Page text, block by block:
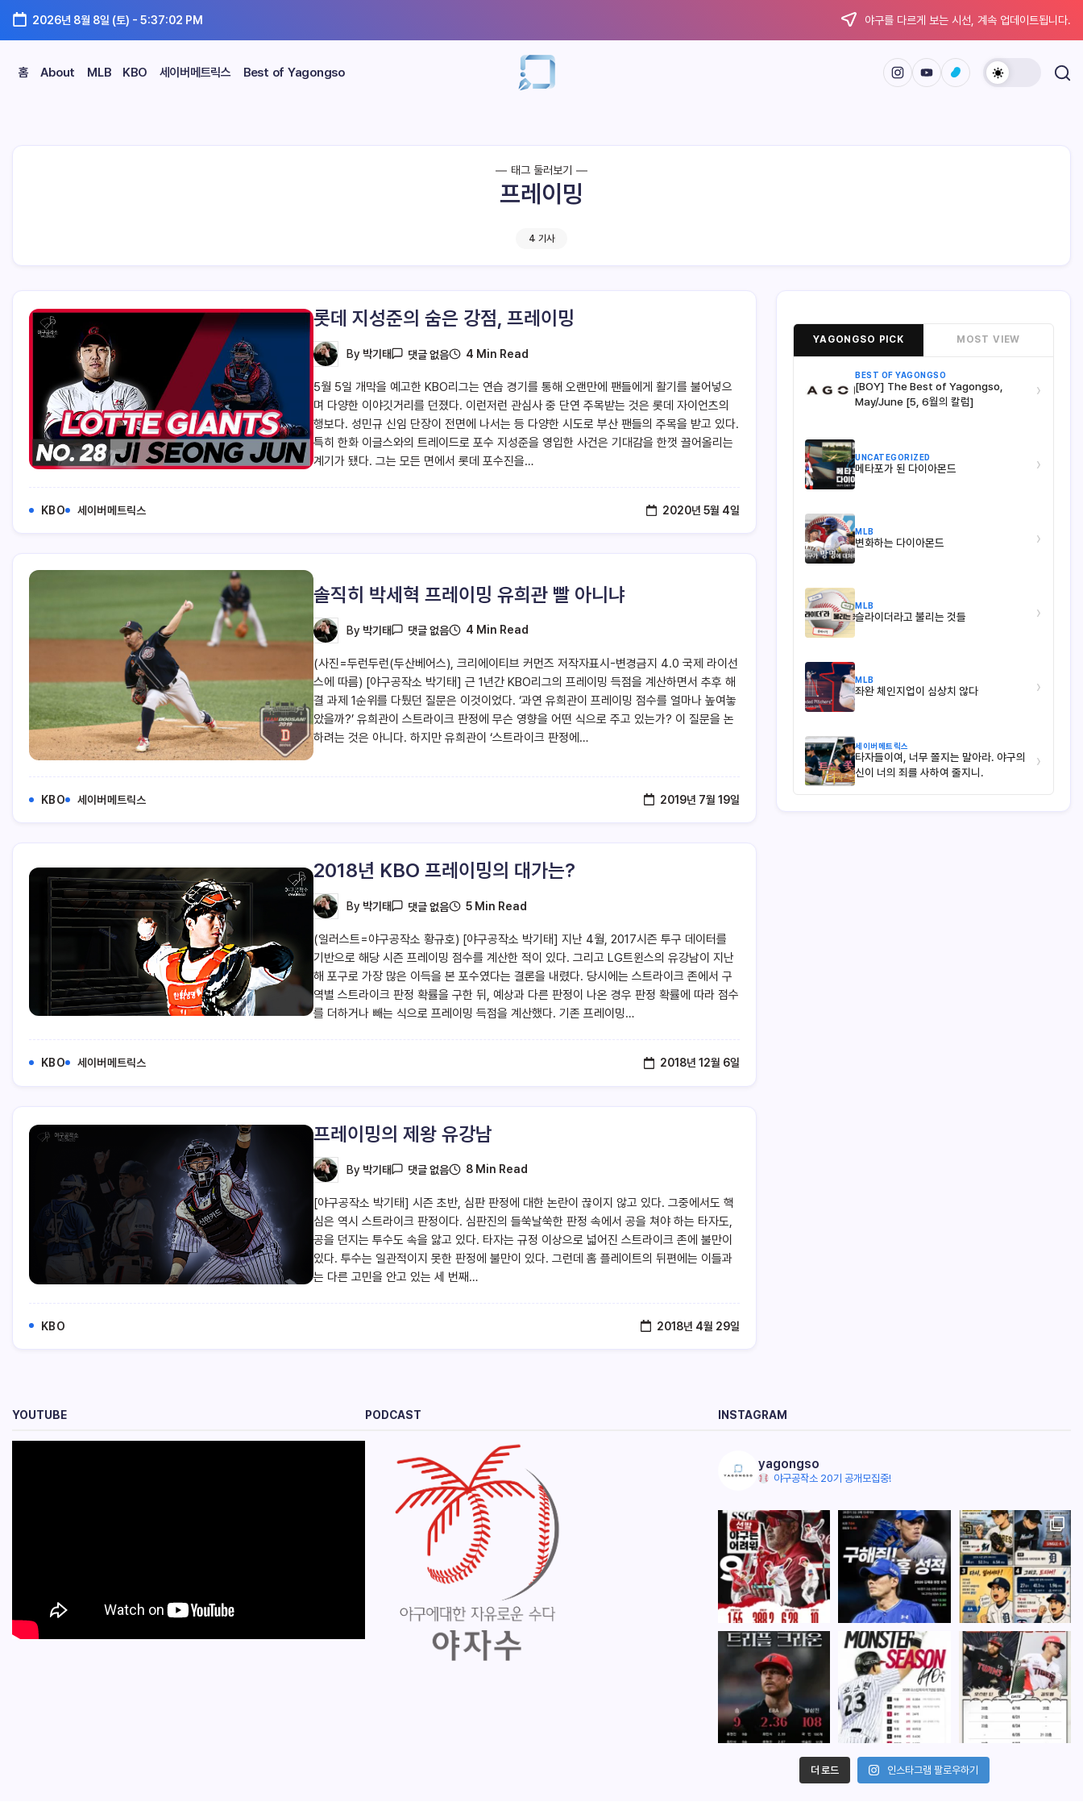
2026년 8월 8일 (토) - 5:37:03 PM 야구를 다르게 보는 시선, 계속 업데이트됩니다.
홈 About MLB KBO 세이버메트릭스 Best of Yagongso
태그 둘러보기
프레이밍
4 기사
롯데 지성준의 숨은 강점, 프레이밍
By 박기태 댓글 없음 4 Min Read
5월 5일 개막을 예고한 KBO리그는 연습 경기를 통해 오랜만에 팬들에게 활기를 불어넣으
며 다양한 이야깃거리를 던졌다. 이런저런 관심사 중 단연 주목받는 것은 롯데 자이언츠의
행보다. 성민규 신임 단장이 전면에 나서는 등 다양한 시도로 부산 팬들의 주목을 받고 있다.
특히 한화 이글스와의 트레이드로 포수 지성준을 영입한 사건은 기대감을 한껏 끌어올리는
계기가 됐다. 그는 모든 면에서 롯데 포수진을…
KBO 세이버메트릭스 2020년 5월 4일
솔직히 박세혁 프레이밍 유희관 빨 아니냐
By 박기태 댓글 없음 4 Min Read
(사진=두런두런(두산베어스), 크리에이티브 커먼즈 저작자표시-변경금지 4.0 국제 라이선
스에 따름) [야구공작소 박기태] 근 1년간 KBO리그의 프레이밍 득점을 계산하면서 추후 해
결 과제 1순위를 다퉜던 질문은 이것이었다. ‘과연 유희관이 프레이밍 점수를 얼마나 높여놓
았을까?’ 유희관이 스트라이크 판정에 무슨 영향을 어떤 식으로 주고 있는가? 이 질문을 논
하려는 것은 아니다. 하지만 유희관이 ‘스트라이크 판정에…
KBO 세이버메트릭스 2019년 7월 19일
2018년 KBO 프레이밍의 대가는?
By 박기태 댓글 없음 5 Min Read
(일러스트=야구공작소 황규호) [야구공작소 박기태] 지난 4월, 2017시즌 투구 데이터를
기반으로 해당 시즌 프레이밍 점수를 계산한 적이 있다. 그리고 LG트윈스의 유강남이 지난
해 포구로 가장 많은 이득을 본 포수였다는 결론을 내렸다. 당시에는 스트라이크 존에서 구
역별 스트라이크 판정 확률을 구한 뒤, 예상과 다른 판정이 나온 경우 판정 확률에 따라 점수
를 더하거나 빼는 식으로 프레이밍 득점을 계산했다. 기존 프레이밍…
KBO 세이버메트릭스 2018년 12월 6일
프레이밍의 제왕 유강남
By 박기태 댓글 없음 8 Min Read
[야구공작소 박기태] 시즌 초반, 심판 판정에 대한 논란이 끊이지 않고 있다. 그중에서도 핵
심은 역시 스트라이크 판정이다. 심판진의 들쑥날쑥한 판정 속에서 공을 쳐야 하는 타자도,
공을 던지는 투수도 속을 앓고 있다. 타자는 규정 이상으로 넓어진 스트라이크 존에 불만이
있다. 투수는 일관적이지 못한 판정에 불만이 있다. 그런데 홈 플레이트의 뒤편에는 이들과
는 다른 고민을 안고 있는 세 번째…
KBO 2018년 4월 29일
YAGONGSO PICK MOST VIEW
BEST OF YAGONGSO
[BOY] The Best of Yagongso,
May/June [5, 6월의 칼럼]
›
UNCATEGORIZED
메타포가 된 다이아몬드 ›
MLB
변화하는 다이아몬드 ›
MLB
슬라이더라고 불리는 것들 ›
MLB
좌완 체인지업이 심상치 않다 ›
세이버메트릭스
타자들이여, 너무 쫄지는 말아라. 야구의
신이 너의 죄를 사하여 줄지니.
›
YOUTUBE PODCAST INSTAGRAM
yagongso
야구공작소 20기 공개모집중!
더 로드 인스타그램 팔로우하기